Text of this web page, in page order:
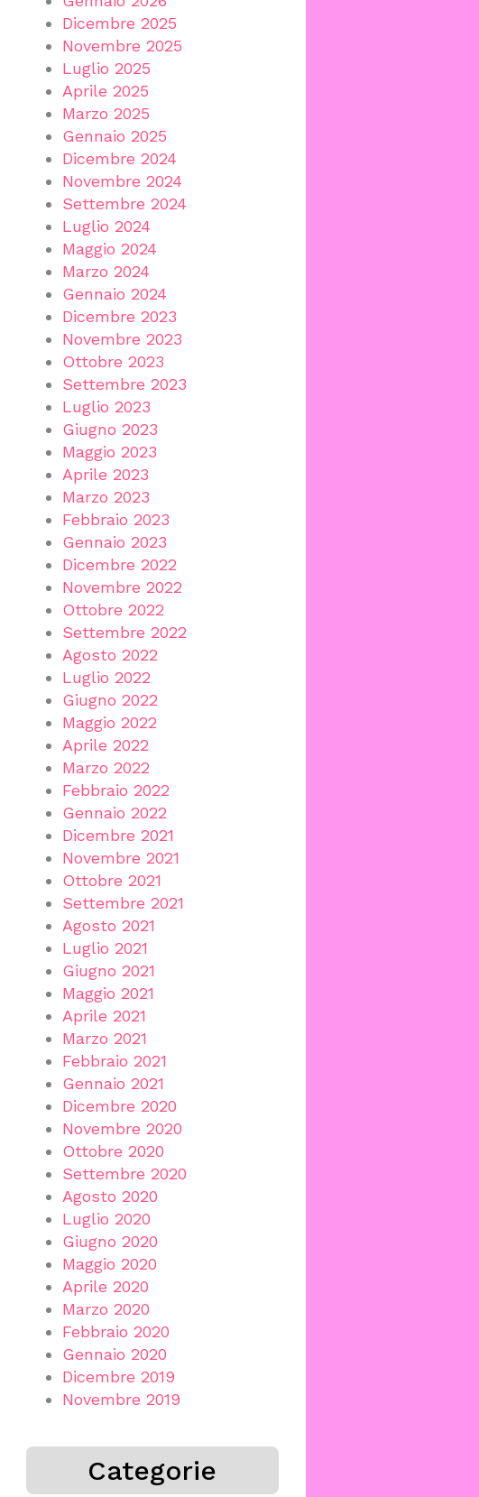
Dicembre 2025
Novembre 2025
Luglio 2025
Aprile 2025
Marzo 2025
Gennaio 2025
Dicembre 2024
Novembre 2024
Settembre 2024
Luglio 2024
Maggio 2024
Marzo 2024
Gennaio 2024
Dicembre 2023
Novembre 2023
Ottobre 2023
Settembre 2023
Luglio 2023
Giugno 2023
Maggio 2023
Aprile 2023
Marzo 2023
Febbraio 2023
Gennaio 2023
Dicembre 2022
Novembre 2022
Ottobre 2022
Settembre 2022
Agosto 2022
Luglio 2022
Giugno 2022
Maggio 2022
Aprile 2022
Marzo 2022
Febbraio 2022
Gennaio 2022
Dicembre 2021
Novembre 2021
Ottobre 2021
Settembre 2021
Agosto 2021
Luglio 2021
Giugno 2021
Maggio 2021
Aprile 2021
Marzo 2021
Febbraio 2021
Gennaio 2021
Dicembre 2020
Novembre 2020
Ottobre 2020
Settembre 2020
Agosto 2020
Luglio 2020
Giugno 2020
Maggio 2020
Aprile 2020
Marzo 2020
Febbraio 2020
Gennaio 2020
Dicembre 2019
Novembre 2019
Categorie